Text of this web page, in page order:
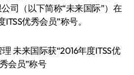
司（以下简称“未来国际”）在
优秀会员”称号。